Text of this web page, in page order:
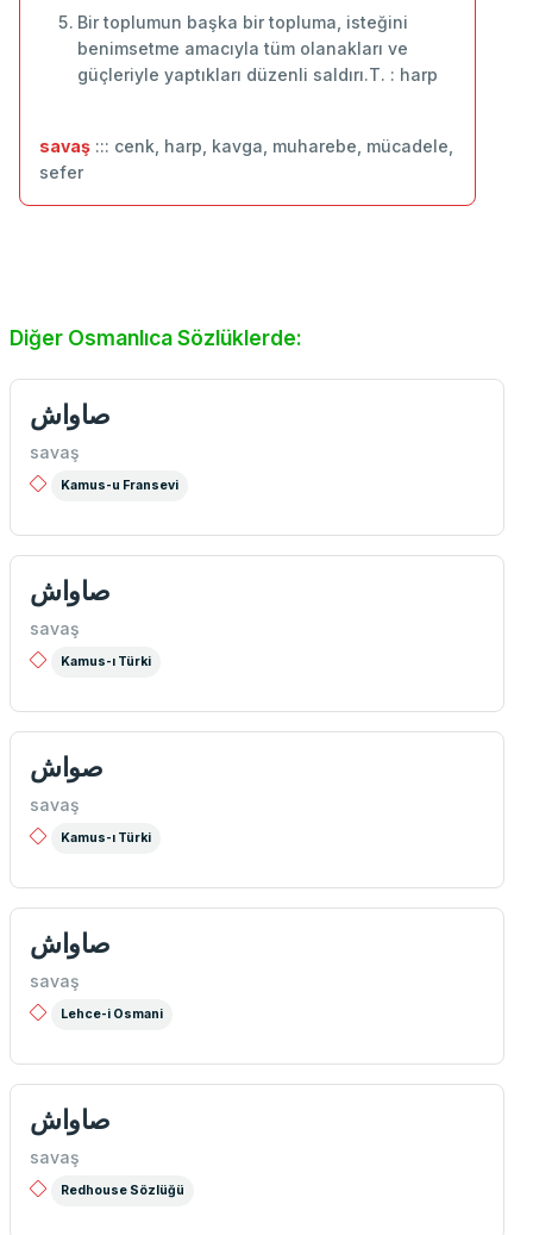
Bir toplumun başka bir topluma, isteğini
benimsetme amacıyla tüm olanakları ve
güçleriyle yaptıkları düzenli saldırı.T. : harp
savaş ::: cenk, harp, kavga, muharebe, mücadele,
sefer
Diğer Osmanlıca Sözlüklerde:
صاواش
savaş
Kamus-u Fransevi
صاواش
savaş
Kamus-ı Türki
صواش
savaş
Kamus-ı Türki
صاواش
savaş
Lehce-i Osmani
صاواش
savaş
Redhouse Sözlüğü